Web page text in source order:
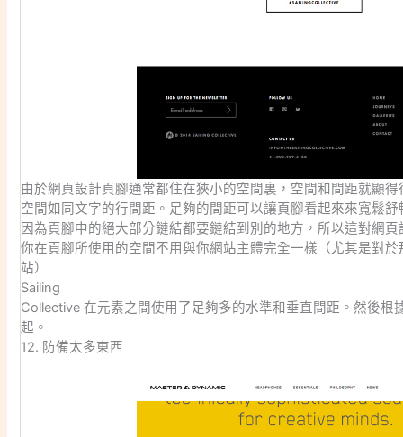
由於網頁設計頁腳通常都住在狹小的空間裏，空間和間距就顯
空間如同文字的行間距。足夠的間距可以讓頁腳看起來來寬鬆
因為頁腳中的絕大部分鏈結都要鏈結到別的地方，所以這對網
你在頁腳所使用的空間不用與你網站主體完全一樣（尤其是對
站）
Sailing
Collective 在元素之間使用了足夠多的水準和垂直間距。然後根
起。
12. 防備太多東西